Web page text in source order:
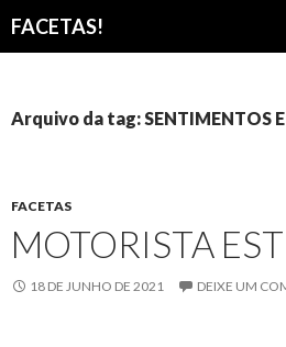
FACETAS!
CONTEÚDO
Arquivo da tag: SENTIMENTOS E
FACETAS
MOTORISTA
18 DE JUNHO DE 2021 DEIXE UM